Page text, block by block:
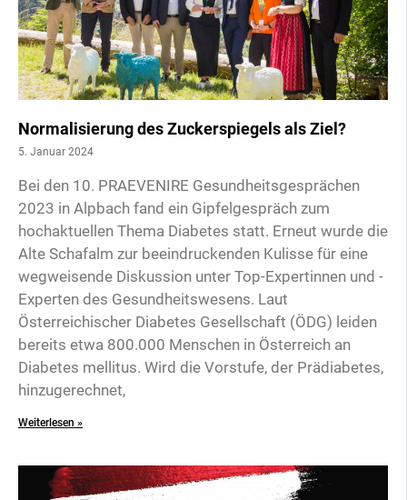
Normalisierung des Zuckerspiegels als Ziel?
5. Januar 2024
Bei den 10. PRAEVENIRE Gesundheitsgesprächen
2023 in Alpbach fand ein Gipfelgespräch zum
hochaktuellen Thema Diabetes statt. Erneut wurde die
Alte Schafalm zur beeindruckenden Kulisse für eine
wegweisende Diskussion unter Top-Expertinnen und -
Experten des Gesundheitswesens. Laut
Österreichischer Diabetes Gesellschaft (ÖDG) leiden
bereits etwa 800.000 Menschen in Österreich an
Diabetes mellitus. Wird die Vorstufe, der Prädiabetes,
hinzugerechnet,
Weiterlesen »